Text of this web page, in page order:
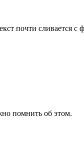
почти сливается с
помнить об этом.